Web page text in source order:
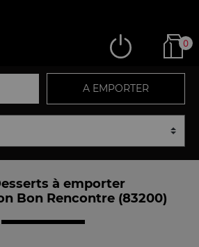
0
A EMPORTER
à emporter
Bon Rencontre (83200)